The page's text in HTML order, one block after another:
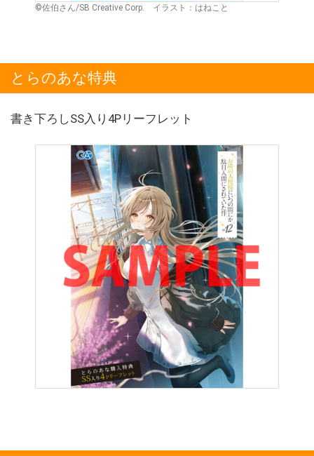
©佐伯さん/SB Creative Corp. イラスト：はねこと
とらのあな特典
書き下ろしSS入り4Pリーフレット